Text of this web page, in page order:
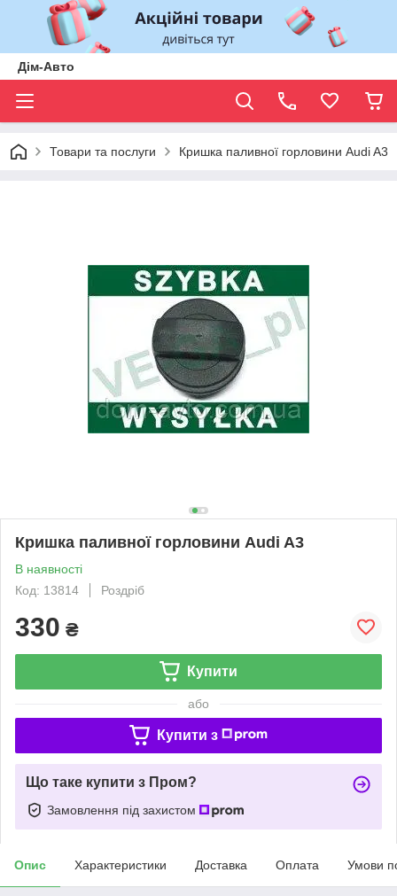
Дім-Авто
Товари та послуги Кришка паливної горловини Audi A3
Кришка паливної горловини Audi A3
В наявності
Код: 13814
Роздріб
330 ₴
Купити
або
Купити з
Що таке купити з Пром?
Замовлення під захистом
Опис Характеристики Доставка Оплата Умови